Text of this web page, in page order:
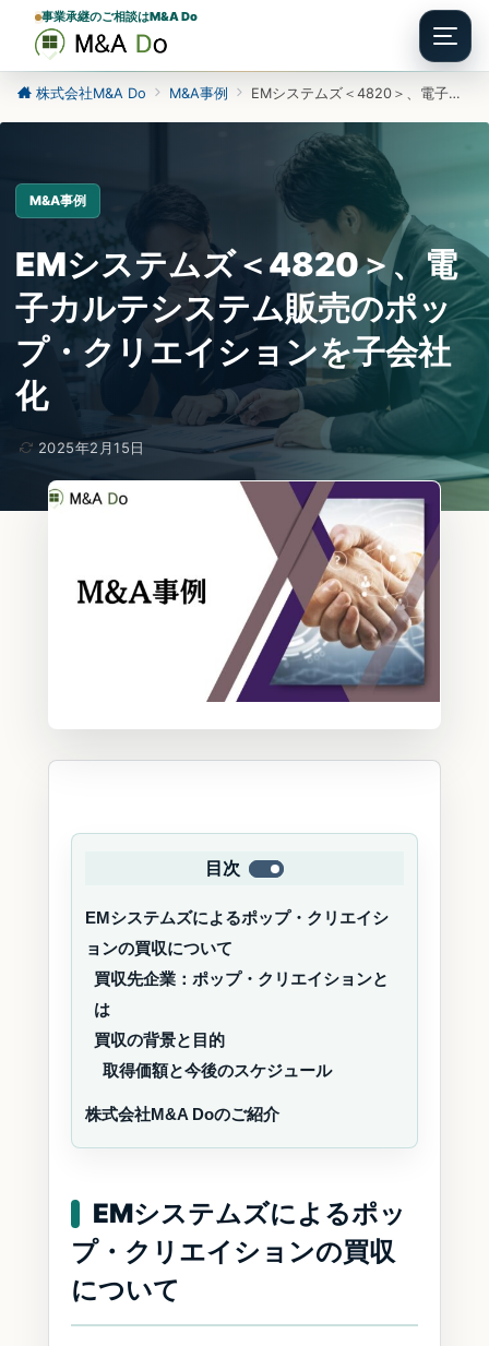
Menu
事業承継のご相談はM&A Do
株式会社M&A Do M&A事例 EMシステムズ＜4820＞、電子カルテシステム販売のポップ・クリエイションを子会社化
M&A事例
EMシステムズ＜4820＞、電
子カルテシステム販売のポッ
プ・クリエイションを子会社
化
2025年2月15日
目次
EMシステムズによるポップ・クリエイシ
ョンの買収について
買収先企業：ポップ・クリエイションと
は
買収の背景と目的
取得価額と今後のスケジュール
株式会社M&A Doのご紹介
EMシステムズによるポッ
プ・クリエイションの買収
について